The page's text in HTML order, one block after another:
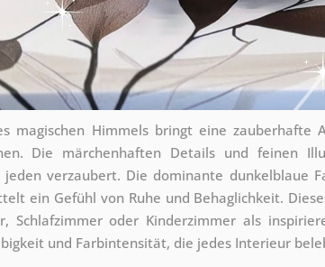
magischen Himmels bringt eine
Die märchenhaften Details und feinen
jeden verzaubert. Die dominante dunkelblaue
ein Gefühl von Ruhe und Behaglichkeit.
Schlafzimmer oder Kinderzimmer als
und Farbintensität, die jedes Interieur